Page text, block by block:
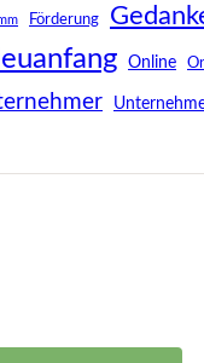
Förderung
Online